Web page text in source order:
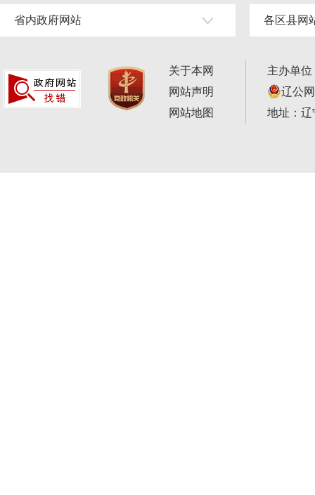
省内政府网站 各区县网
关于本网
网站声明
网站地图
主办单
辽公
地址：辽